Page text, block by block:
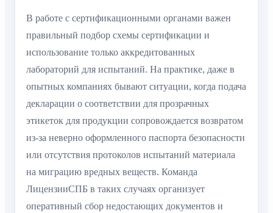
В работе с сертификационными органами важен
правильный подбор схемы сертификации и
использование только аккредитованных
лабораторий для испытаний. На практике, даже в
опытных компаниях бывают ситуации, когда подача
декларации о соответствии для прозрачных
этикеток для продукции сопровождается возвратом
из-за неверно оформленного паспорта безопасности
или отсутствия протоколов испытаний материала
на миграцию вредных веществ. Команда
ЛицензииСПБ в таких случаях организует
оперативный сбор недостающих документов и